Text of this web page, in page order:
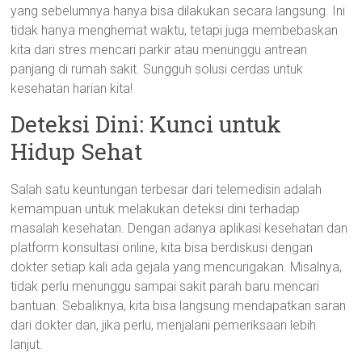
yang sebelumnya hanya bisa dilakukan secara langsung. Ini
tidak hanya menghemat waktu, tetapi juga membebaskan
kita dari stres mencari parkir atau menunggu antrean
panjang di rumah sakit. Sungguh solusi cerdas untuk
kesehatan harian kita!
Deteksi Dini: Kunci untuk
Hidup Sehat
Salah satu keuntungan terbesar dari telemedisin adalah
kemampuan untuk melakukan deteksi dini terhadap
masalah kesehatan. Dengan adanya aplikasi kesehatan dan
platform konsultasi online, kita bisa berdiskusi dengan
dokter setiap kali ada gejala yang mencurigakan. Misalnya,
tidak perlu menunggu sampai sakit parah baru mencari
bantuan. Sebaliknya, kita bisa langsung mendapatkan saran
dari dokter dan, jika perlu, menjalani pemeriksaan lebih
lanjut.